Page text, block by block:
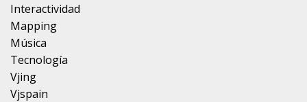
Interactividad
Mapping
Música
Tecnología
Vjing
Vjspain